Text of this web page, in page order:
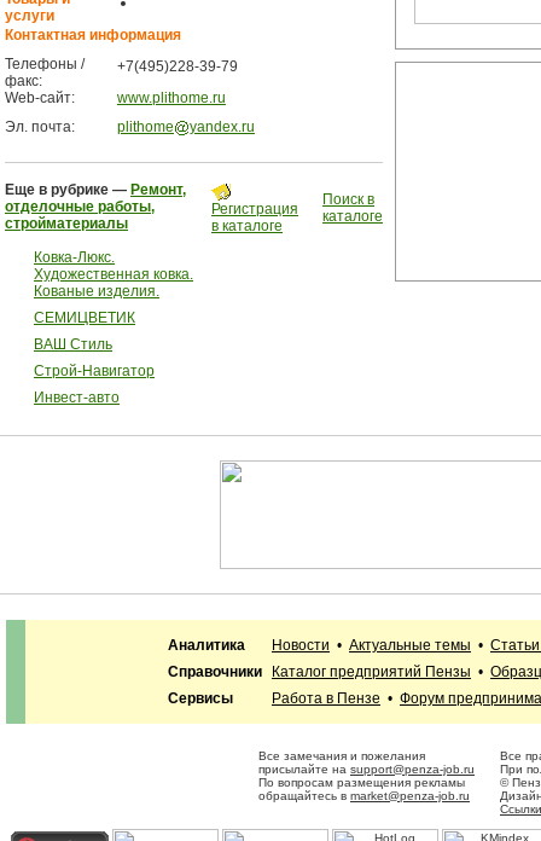
услуги
Контактная информация
Телефоны /
факс:
+7(495)228-39-79
Web-сайт:
www.plithome.ru
Эл. почта:
plithome yandex.ru
Еще в рубрике — Ремонт,
отделочные работы,
стройматериалы
Ковка-Люкс.
Художественная ковка.
Кованые изделия.
СЕМИЦВЕТИК
ВАШ Стиль
Строй-Навигатор
Инвест-авто
Регистрация
в каталоге
Поиск в
каталоге
Аналитика Новости • Актуальные темы •
Справочники
Каталог предприятий Пензы •
Сервисы
Работа в Пензе • Форум
Все замечания и пожелания
присылайте на support@penza-job.ru
По вопросам размещения рекламы
обращайтесь в market@penza-job.ru
Все
При
©